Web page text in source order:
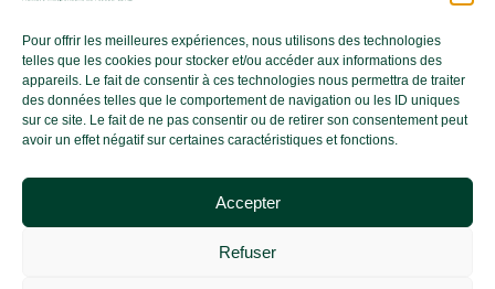
Pour offrir les meilleures expériences, nous utilisons des technologies
telles que les cookies pour stocker et/ou accéder aux informations des
appareils. Le fait de consentir à ces technologies nous permettra de traiter
des données telles que le comportement de navigation ou les ID uniques
sur ce site. Le fait de ne pas consentir ou de retirer son consentement peut
avoir un effet négatif sur certaines caractéristiques et fonctions.
Accepter
Refuser
Faire gérer son bien
L’agence
L’équipe
Nos services
Le groupe CBRE